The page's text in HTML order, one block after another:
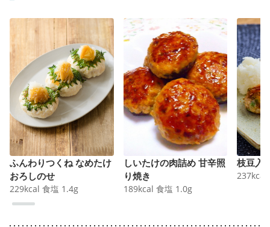
ふんわりつくね なめたけ
おろしのせ
229kcal 食塩 1.4g
しいたけの肉詰め 甘辛照
り焼き
189kcal 食塩 1.0g
枝豆入
237kcal